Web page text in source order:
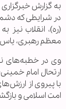
به گزارش
در شرایطی که
(ره)، انقلاب نیز
معظم رهبری، یاس
وی در خطبه‌‌های
ارتحال امام
با پیروی از
امت اسلامی و